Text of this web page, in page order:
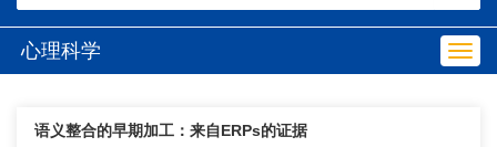
心理科学
语义整合的早期加工：来自ERPs的证据